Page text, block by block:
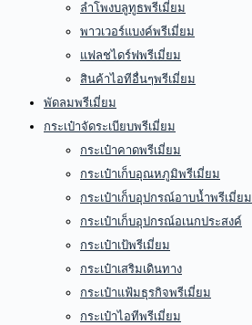
ลำโพงบลูทูธพรีเมี่ยม
พาวเวอร์แบงค์พรีเมี่ยม
แฟลชไดร์ฟพรีเมี่ยม
สินค้าไอทีอื่นๆพรีเมี่ยม
พัดลมพรีเมี่ยม
กระเป๋าจัดระเบียบพรีเมี่ยม
กระเป๋าคาดพรีเมี่ยม
กระเป๋าเก็บอุณหภูมิพรีเมี่ยม
กระเป๋าเก็บอุปกรณ์อาบน้ำพรีเมี่ยม
กระเป๋าเก็บอุปกรณ์อเนกประสงค์
กระเป๋าเป้พรีเมี่ยม
กระเป๋าเสริมเดินทาง
กระเป๋าแฟ้มธุรกิจพรีเมี่ยม
กระเป๋าไอทีพรีเมี่ยม